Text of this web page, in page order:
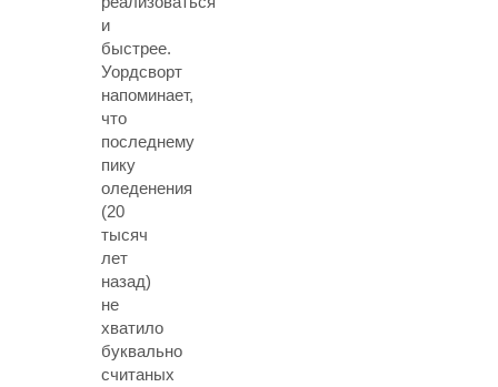
и
быстрее.
Уордсворт
напоминает,
что
последнему
пику
оледенения
(20
тысяч
лет
назад)
не
хватило
буквально
считаных